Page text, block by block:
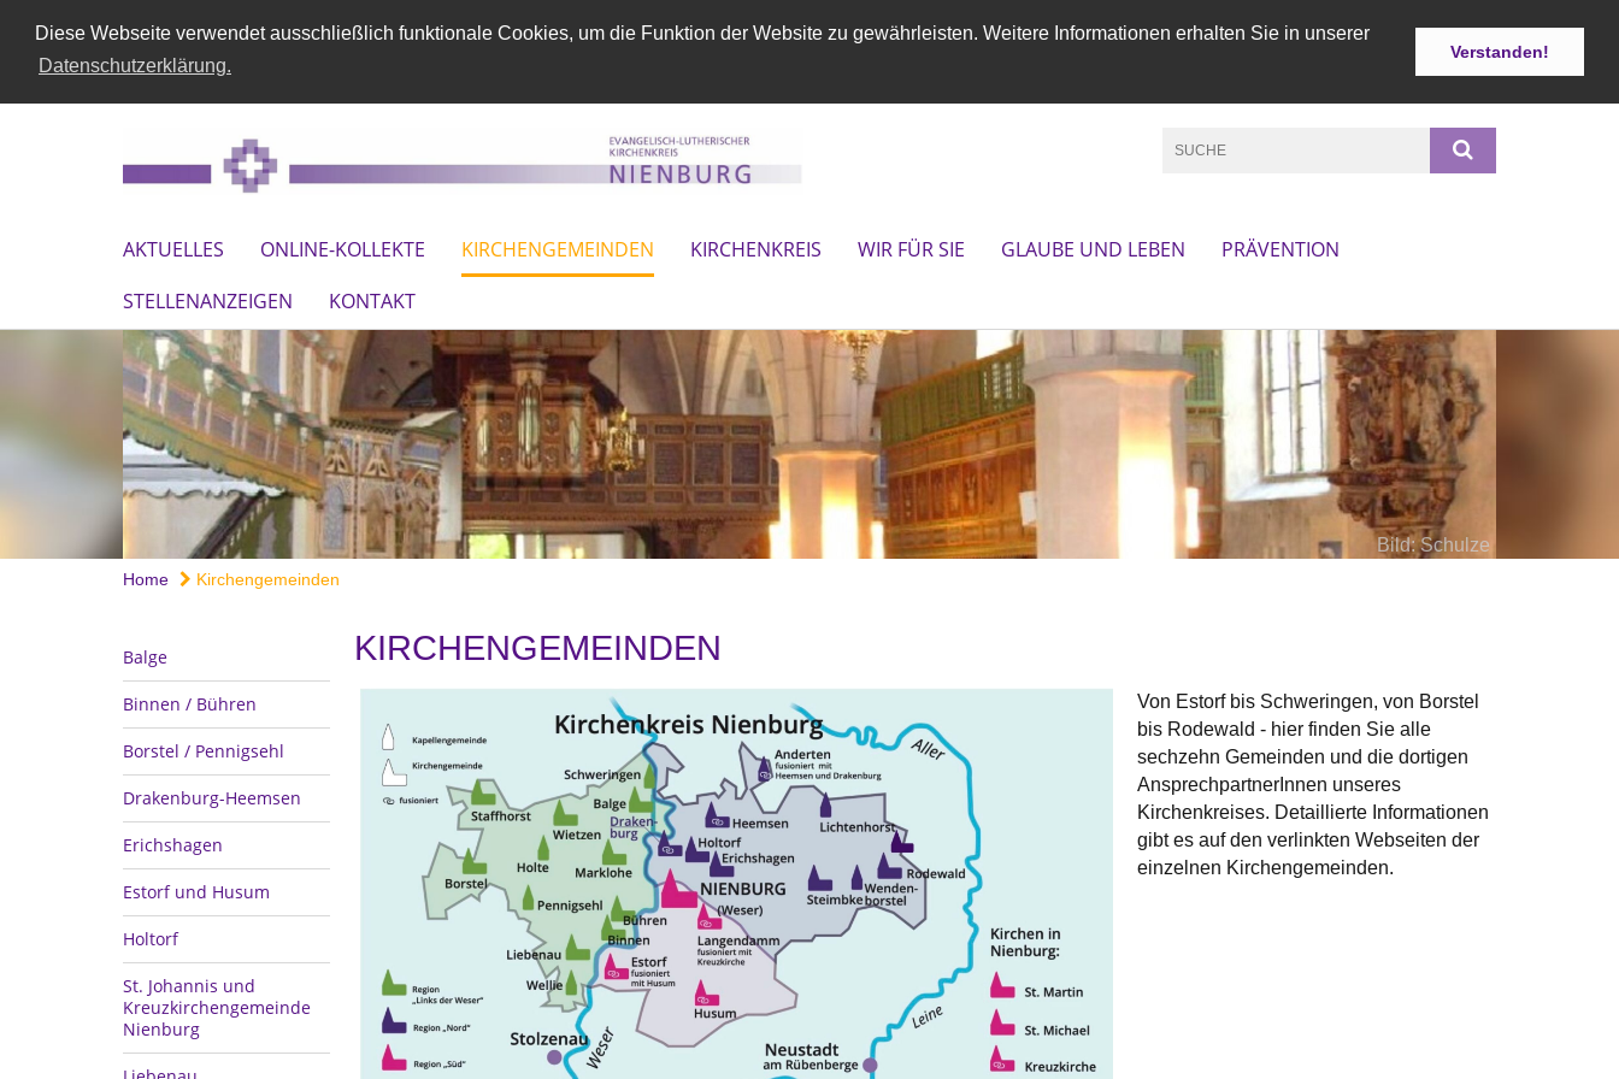
Diese Webseite verwendet ausschließlich funktionale Cookies, um die Funktion der Website zu gewährleisten. Weitere Informationen erhalten Sie in unserer
Datenschutzerklärung.
Verstanden!
AKTUELLES ONLINE-KOLLEKTE KIRCHENGEMEINDEN KIRCHENKREIS WIR FÜR SIE GLAUBE UND LEBEN
PRÄVENTION
STELLENANZEIGEN
KONTAKT
Bild: Schulze
Home Kirchengemeinden
Balge
Binnen / Bühren
Borstel / Pennigsehl
Drakenburg-Heemsen
Erichshagen
Estorf und Husum
Holtorf
St. Johannis und
Kreuzkirchengemeinde
Nienburg
KIRCHENGEMEINDEN
Von Estorf bis Schweringen, von Borstel
bis Rodewald - hier finden Sie alle
sechzehn Gemeinden und die dortigen
AnsprechpartnerInnen unseres
Kirchenkreises. Detaillierte Informationen
gibt es auf den verlinkten Webseiten der
einzelnen Kirchengemeinden.